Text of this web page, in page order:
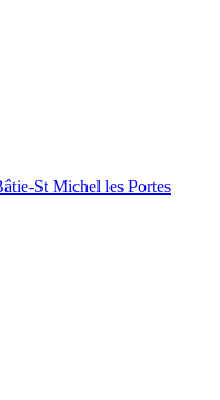
St Michel les Portes